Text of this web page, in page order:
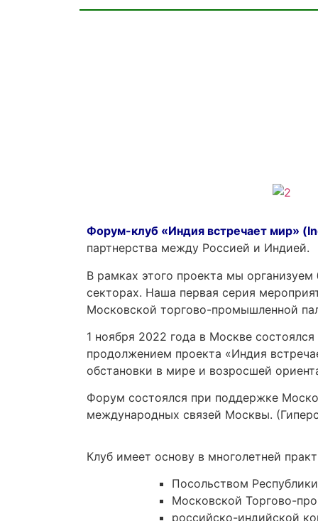
Форум-клуб «Индия встречает мир»
партнерства между Россией и Индией.
В рамках этого проекта мы
секторах. Наша первая серия
Московской торгово-промышленной
1 ноября 2022 года в Москве
продолжением проекта «Индия
обстановки в мире и возросшей
Форум состоялся при поддержке
международных связей Москвы.
Клуб имеет основу в многолетней
Посольством
Московской Торгово-
российско-индийской